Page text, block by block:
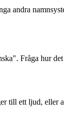
Fråga hur
till ett ljud, eller